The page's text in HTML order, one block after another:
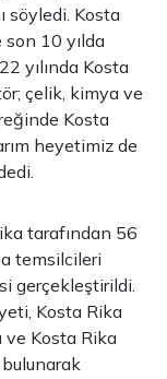
söyledi. Kosta
son 10 yılda
yılında Kosta
çelik, kimya ve
Kosta
heyetimiz de
tarafından 56
temsilcileri
gerçekleştirildi.
Kosta Rika
ve Kosta Rika